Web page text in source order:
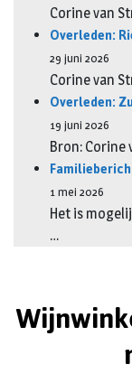
Corine van
Overleden:
29 juni 2026
Corine van
Overleden:
19 juni 2026
Bron: Corine
1 mei 2026
Het is
…